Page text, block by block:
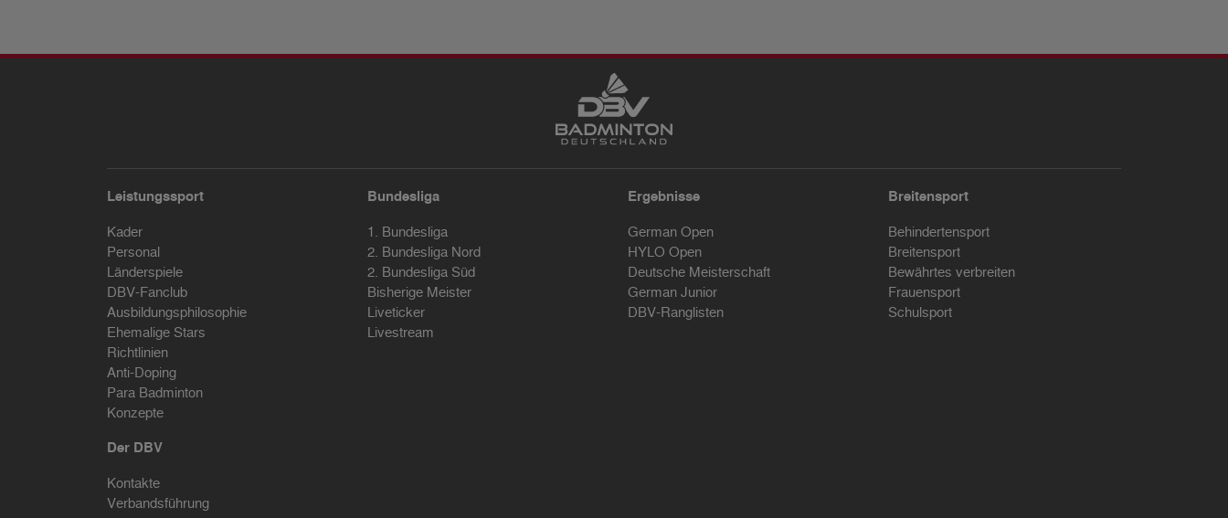
Leistungssport
Kader
Personal
Länderspiele
DBV-Fanclub
Ausbildungsphilosophie
Ehemalige Stars
Richtlinien
Anti-Doping
Para Badminton
Konzepte
Bundesliga
1. Bundesliga
2. Bundesliga Nord
2. Bundesliga Süd
Bisherige Meister
Liveticker
Livestream
Ergebnisse
German Open
HYLO Open
Deutsche Meisterschaft
German Junior
DBV-Ranglisten
Breitensport
Behindertensport
Breitensport
Bewährtes verbreiten
Frauensport
Schulsport
Der DBV
Kontakte
Verbandsführung